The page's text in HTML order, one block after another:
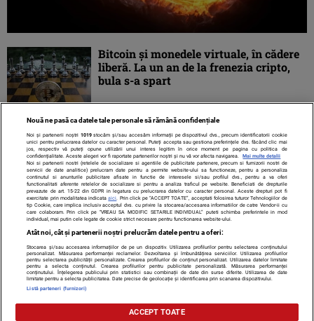
Bitcoin şi monedele virtuale, în cădere
liberă. La un an de la frenezia cripto,
bula s-a spart
Contact Despre noi Termeni și condiții
Citarea se poate face în limita a 250 de semne. Nici o instituţie sau persoană
(site-uri, instituţii mass-media, firme de monitorizare) nu poate reproduce
Nouă ne pasă ca datele tale personale să rămână confidențiale
Noi și partenerii noștri 1019stocăm și/sau accesăm informații pe dispozitivul dvs., precum identificatorii cookie
unici pentru prelucrarea datelor cu caracter personal. Puteți accepta sau gestiona preferințele dvs. făcând clic mai
jos, respectiv vă puteți opune utilizării unui interes legitim în orice moment pe pagina cu politica de
confidențialitate. Aceste alegeri vor fi raportate partenerilor noștri și nu vă vor afecta navigarea.
Mai multe detalii
Noi si partenerii nostri (retelele de socializare si agentiile de publicitate partenere, precum si furnizorii nostri de
servicii de date analitice) prelucram date pentru a permite website-ului sa functioneze, pentru a personaliza
continutul si anunturile publicitare afisate in functie de interesele si/sau profilul dvs., pentru a va oferi
functionalitati aferente retelelor de socializare si pentru a analiza traficul pe website. Beneficiati de drepturile
prevazute de art. 15-22 din GDPR in legatura cu prelucrarea datelor cu caracter personal. Aceste drepturi pot fi
exercitate prin modalitatea indicataaici . Prin click pe “ACCEPT TOATE”, acceptati folosirea tuturor Tehnologiilor de
tip Cookie, care implica inclusiv acceptul dvs. cu privire la stocarea/accesarea informatiilor de catre Vendor-ii cu
care colaboram. Prin click pe “VREAU SA MODIFIC SETARILE INDIVIDUAL” puteti schimba preferintele in mod
individual, mai putin cele legate de cookie strict necesare pentru functionarea website-ului.
Atât noi, cât și partenerii noștri prelucrăm datele pentru a oferi:
Stocarea și/sau accesarea informațiilor de pe un dispozitiv. Utilizarea profilurilor pentru selectarea conținutului
personalizat. Măsurarea performanței reclamelor. Dezvoltarea și îmbunătățirea serviciilor. Utilizarea profilurilor
pentru selectarea publicității personalizate. Crearea profilurilor de conținut personalizat. Utilizarea datelor limitate
pentru a selecta conținutul. Crearea profilurilor pentru publicitate personalizată. Măsurarea performanței
conținutului. Înțelegerea publicului prin statistici sau combinații de date din surse diferite. Utilizarea de date
limitate pentru a selecta publicitatea. Date precise de geolocație și identificarea prin scanarea dispozitivului.
Listă parteneri (furnizori)
ACCEPT TOATE